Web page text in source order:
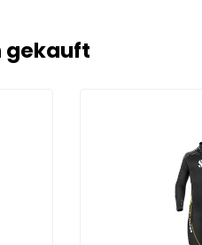
gekauft